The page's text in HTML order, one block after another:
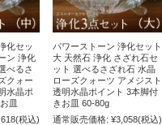
化セッ
ン 浄化
べるさ
クォー
水晶ポ
皿
(税込)
パワーストーン 浄化セット
大 天然石 浄化 さざれ石セ
ット 選べるさざれ石 水晶
ローズクォーツ アメジスト
透明水晶ポイント 3本脚付
きお皿 60-80g
通常販売価格: ¥3,058(税込)